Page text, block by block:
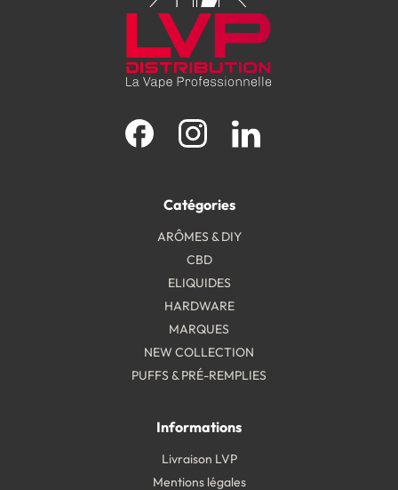
Catégories
ARÔMES & DIY
CBD
ELIQUIDES
HARDWARE
MARQUES
NEW COLLECTION
PUFFS & PRÉ-REMPLIES
Informations
Livraison LVP
Mentions légales
Facebook Instagram